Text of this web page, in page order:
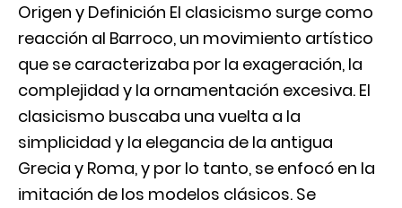
Origen y Definición El clasicismo surge como
reacción al Barroco, un movimiento artístico
que se caracterizaba por la exageración, la
complejidad y la ornamentación excesiva. El
clasicismo buscaba una vuelta a la
simplicidad y la elegancia de la antigua
Grecia y Roma, y por lo tanto, se enfocó en la
imitación de los modelos clásicos. Se